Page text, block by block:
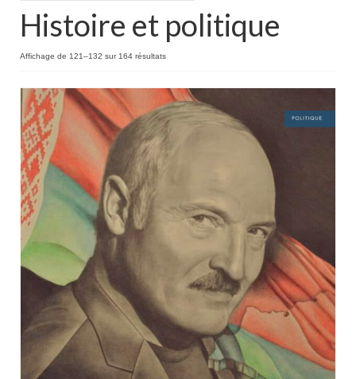
Histoire et politique
Affichage de 121–132 sur 164 résultats